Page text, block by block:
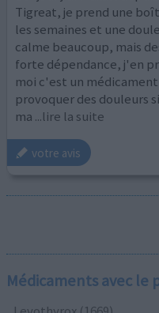
Tigreat, je prend une
les semaines et une
calme beaucoup, mais
forte dépendance, j'en
moi c'est un
provoquer des douleurs
ma ...lire la suite
votre avis
Médicaments avec le